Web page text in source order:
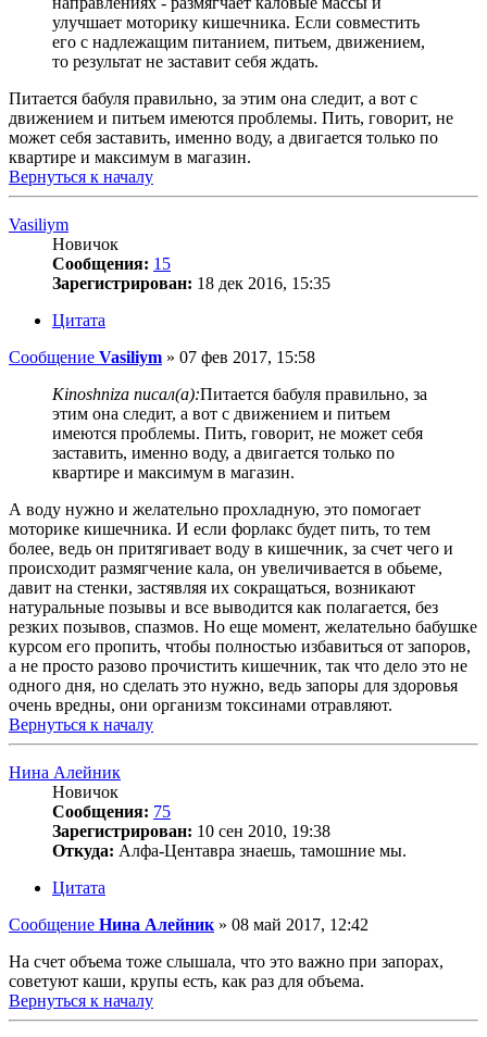
улучшает моторику кишечника. Если совместить
его с надлежащим питанием, питьем, движением,
то результат не заставит себя ждать.
Питается бабуля правильно, за этим она следит, а вот с
движением и питьем имеются проблемы. Пить, говорит, не
может себя заставить, именно воду, а двигается только по
квартире и максимум в магазин.
Вернуться к началу
Vasiliym
Новичок
Сообщения: 15
Зарегистрирован: 18 дек 2016, 15:35
Цитата
Сообщение Vasiliym » 07 фев 2017, 15:58
Kinoshniza писал(а):Питается бабуля правильно, за
этим она следит, а вот с движением и питьем
имеются проблемы. Пить, говорит, не может себя
заставить, именно воду, а двигается только по
квартире и максимум в магазин.
А воду нужно и желательно прохладную, это помогает
моторике кишечника. И если форлакс будет пить, то тем
более, ведь он притягивает воду в кишечник, за счет чего и
происходит размягчение кала, он увеличивается в обьеме,
давит на стенки, застявляя их сокращаться, возникают
натуральные позывы и все выводится как полагается, без
резких позывов, спазмов. Но еще момент, желательно бабушке
курсом его пропить, чтобы полностью избавиться от запоров,
а не просто разово прочистить кишечник, так что дело это не
одного дня, но сделать это нужно, ведь запоры для здоровья
очень вредны, они организм токсинами отравляют.
Вернуться к началу
Нина Алейник
Новичок
Сообщения: 75
Зарегистрирован: 10 сен 2010, 19:38
Откуда: Алфа-Центавра знаешь, тамошние мы.
Цитата
Сообщение Нина Алейник » 08 май 2017, 12:42
На счет объема тоже слышала, что это важно при запорах,
советуют каши, крупы есть, как раз для объема.
Вернуться к началу